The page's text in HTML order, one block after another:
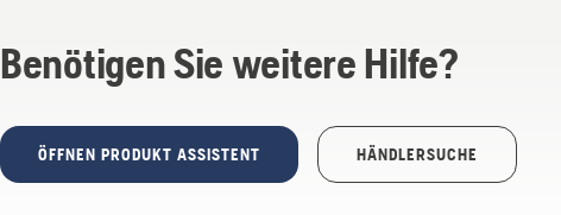
Benötigen Sie weitere Hilfe?
ÖFFNEN PRODUKT ASSISTENT HÄNDLERSUCHE